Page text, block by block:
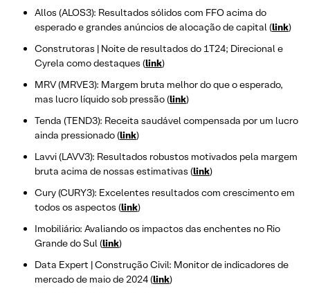
Allos (ALOS3): Resultados sólidos com FFO acima do
esperado e grandes anúncios de alocação de capital (link)
Construtoras | Noite de resultados do 1T24; Direcional e
Cyrela como destaques (link)
MRV (MRVE3): Margem bruta melhor do que o esperado,
mas lucro líquido sob pressão (link)
Tenda (TEND3): Receita saudável compensada por um lucro
ainda pressionado (link)
Lavvi (LAVV3): Resultados robustos motivados pela margem
bruta acima de nossas estimativas (link)
Cury (CURY3): Excelentes resultados com crescimento em
todos os aspectos (link)
Imobiliário: Avaliando os impactos das enchentes no Rio
Grande do Sul (link)
Data Expert | Construção Civil: Monitor de indicadores de
mercado de maio de 2024 (link)